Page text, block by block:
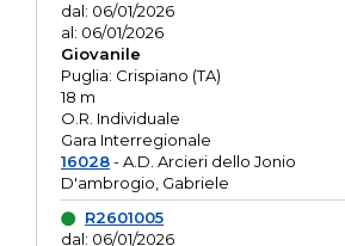
dal: 06/01/2026
al: 06/01/2026
Giovanile
Puglia: Crispiano (TA)
18 m
O.R. Individuale
Gara Interregionale
16028- A.D. Arcieri dello Jonio
D'ambrogio, Gabriele
R2601005
dal: 06/01/2026